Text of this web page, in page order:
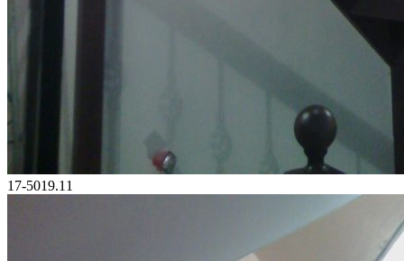
17-5019.11